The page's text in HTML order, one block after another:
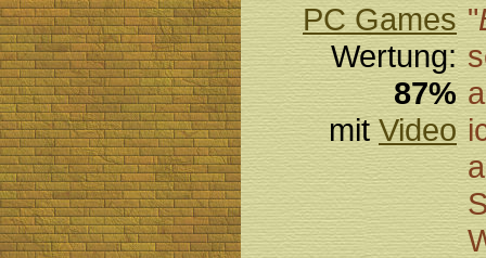
PC Games
Wertung:
87%
mitVideo
"